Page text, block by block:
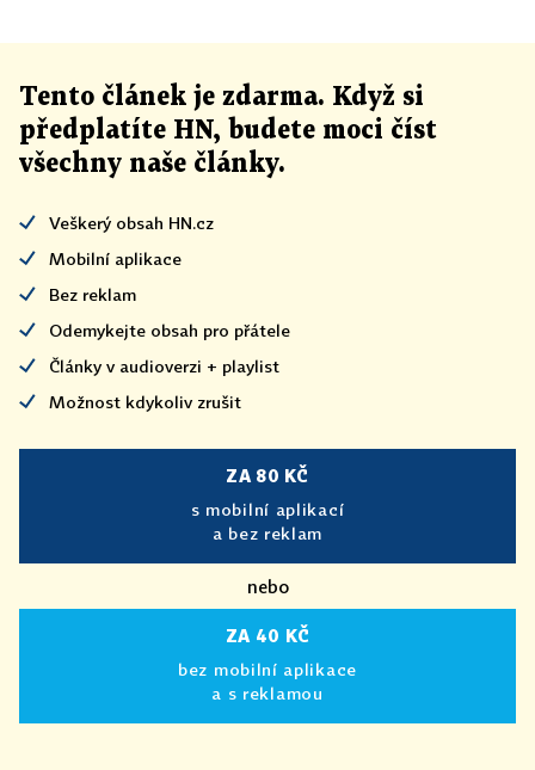
Tento článek je zdarma. Když si
předplatíte HN, budete moci číst
všechny naše články.
Veškerý obsah HN.cz
Mobilní aplikace
Bez reklam
Odemykejte obsah pro přátele
Články v audioverzi + playlist
Možnost kdykoliv zrušit
ZA 80 KČ
s mobilní aplikací
a bez reklam
nebo
ZA 40 KČ
bez mobilní aplikace
a s reklamou